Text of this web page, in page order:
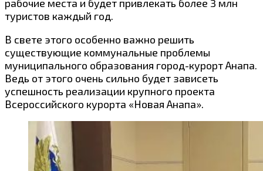
рабочие места и будет привлекать более 3 млн
туристов каждый год.
В свете этого особенно важно решить
существующие коммунальные проблемы
муниципального образования город-курорт Анапа.
Ведь от этого очень сильно будет зависеть
успешность реализации крупного проекта
Всероссийского курорта «Новая Анапа».